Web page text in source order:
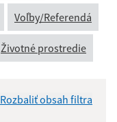
Voľby/Referendá
Životné prostredie
Rozbaliť obsah filtra